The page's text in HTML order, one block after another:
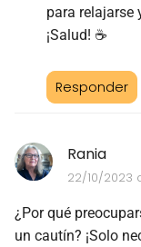
para relajarse
¡Salud! ☕️
Responder
Rania
22/10/2023
¿Por qué
un cautín? ¡Solo